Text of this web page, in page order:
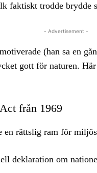
faktiskt trodde brydde
- Advertisement -
(han sa en
gott för naturen.
från 1969
en rättslig ram för
deklaration om